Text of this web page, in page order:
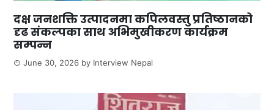
दक्ष जनशक्ति उत्पादनमा कपिलवस्तु प्रतिष्ठानको
दृढ संकल्पका साथ अभिमुखीकरण कार्यक्रम
सम्पन्न
June 30, 2026 by Interview Nepal